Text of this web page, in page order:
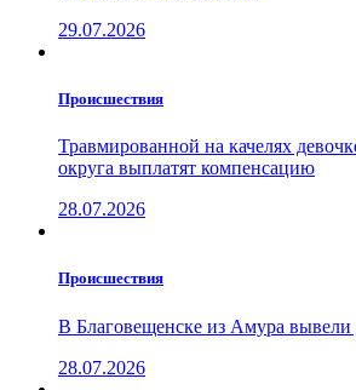
29.07.2026
Проиcшествия
Травмированной на качелях
округа выплатят компенсацию
28.07.2026
Проиcшествия
В Благовещенске из Амура вывели
28.07.2026